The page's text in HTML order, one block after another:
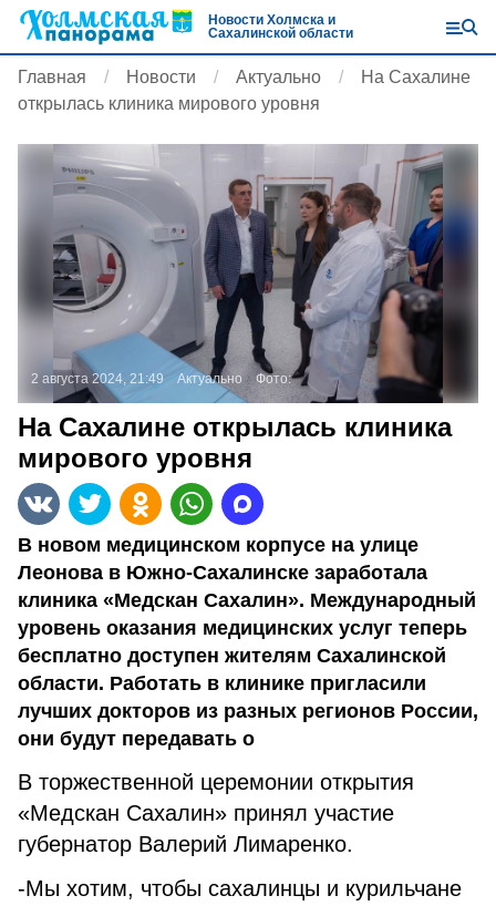
Новости Холмска и
Сахалинской области
Главная Новости Актуально
На Сахалине
открылась клиника мирового уровня
2 августа 2024, 21:49 Актуально Фото:
На Сахалине открылась клиника
мирового уровня
В новом медицинском корпусе на улице
Леонова в Южно-Сахалинске заработала
клиника «Медскан Сахалин». Международный
уровень оказания медицинских услуг теперь
бесплатно доступен жителям Сахалинской
области. Работать в клинике пригласили
лучших докторов из разных регионов России,
они будут передавать о
В торжественной церемонии открытия
«Медскан Сахалин» принял участие
губернатор Валерий Лимаренко.
-Мы хотим, чтобы сахалинцы и курильчане